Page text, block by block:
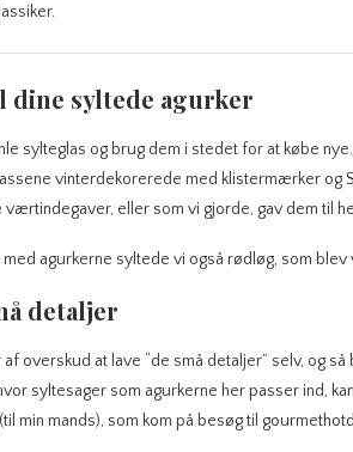
dine syltede agurker
sylteglas og brug dem i stedet for at købe
vinterdekorerede med klistermærker og
værtindegaver, eller som vi gjorde, gav dem til
med agurkerne syltede vi også rødløg, som
detaljer
af overskud at lave “de små detaljer” selv, og
syltesager som agurkerne her passer ind,
min mands), som kom på besøg til